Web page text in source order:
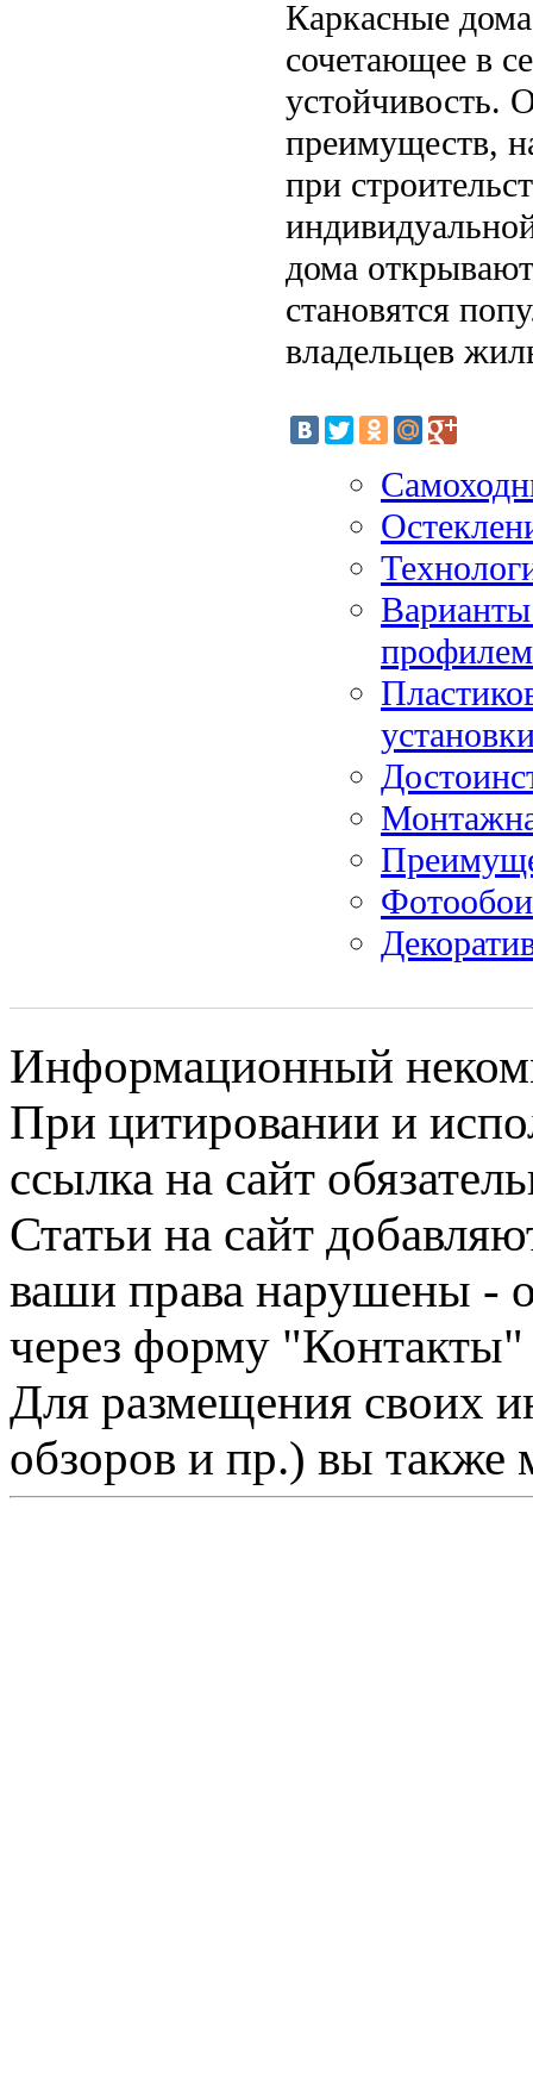
Каркасные
сочетающее в
устойчивость.
преимуществ,
при
дома
становятся
владельцев
профилем
Информационный
При цитировании и
ссылка на сайт
Статьи на сайт
ваши права нарушены -
через форму "Контакты"
Для размещения своих
обзоров и пр.) вы также